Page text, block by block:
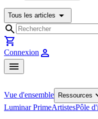
Tous les articles arrow_drop_down
search
shopping_cart
Connexion person
menu
Vue d'ensemble Ressources
Luminar PrimeArtistesPôle